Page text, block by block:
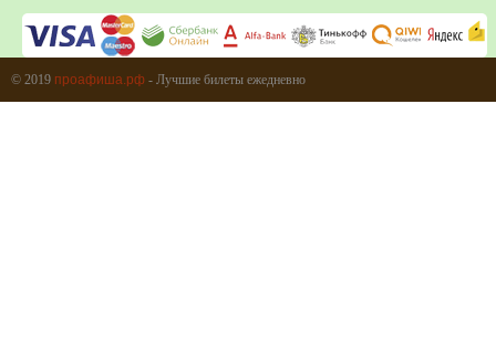
© 2019 проафиша.рф - Лучшие билеты ежедневно